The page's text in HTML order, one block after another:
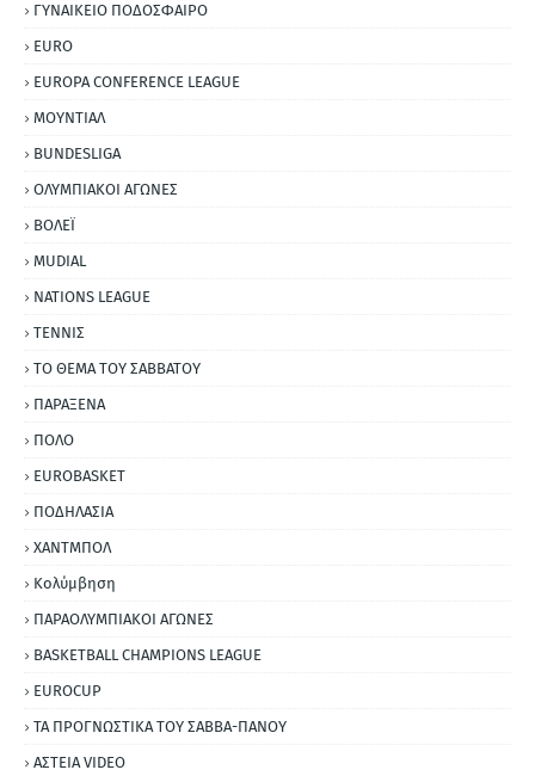
ΓΥΝΑΙΚΕΙΟ ΠΟΔΟΣΦΑΙΡΟ
EURO
EUROPA CONFERENCE LEAGUE
ΜΟΥΝΤΙΑΛ
BUNDESLIGA
ΟΛΥΜΠΙΑΚΟΙ ΑΓΩΝΕΣ
ΒΟΛΕΪ
MUDIAL
NATIONS LEAGUE
ΤΕΝΝΙΣ
ΤΟ ΘΕΜΑ ΤΟΥ ΣΑΒΒΑΤΟΥ
ΠΑΡΑΞΕΝΑ
ΠΟΛΟ
EUROBASKET
ΠΟΔΗΛΑΣΙΑ
ΧΑΝΤΜΠΟΛ
Κολύμβηση
ΠΑΡΑΟΛΥΜΠΙΑΚΟΙ ΑΓΩΝΕΣ
BASKETBALL CHAMPIONS LEAGUE
EUROCUP
ΤΑ ΠΡΟΓΝΩΣΤΙΚΑ ΤΟΥ ΣΑΒΒΑ-ΠΑΝΟΥ
ΑΣΤΕΙΑ VIDEO